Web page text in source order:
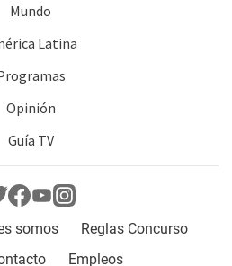
Mundo
Latina
Opinión
Guía TV
somos
Reglas Concurso
Empleos